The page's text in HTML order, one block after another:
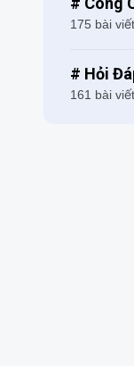
175 bài viết
# Hỏi
161 bài viết